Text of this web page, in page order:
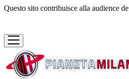
Questo sito contribuisce alla audience de